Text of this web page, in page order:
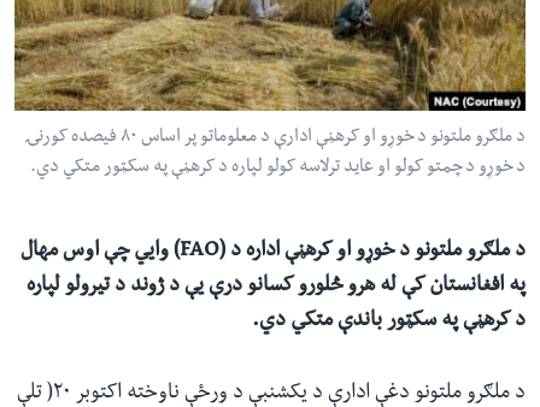
شئ
لټون
ځای
لاړ
له مونږ سره په تماس کې پاتې شئ
ژبې
د ملګرو ملتونو د خوړو او کرهڼې ادارې د معلوماتو پر اساس ۸۰ فیصده کورنۍ
د خوړو د چمتو کولو او عاید ترلاسه کولو لپاره د کرهڼې په سکټور متکي دي.
د ملګرو ملتونو د خوړو او کرهڼې اداره د (FAO) وايي چې اوس مهال
په افغانستان کې له هرو څلورو کسانو درې یې د ژوند د تیرولو لپاره
د کرهڼې په سکټور باندې متکي دي.
د ملګرو ملتونو دغې ادارې د یکشنبې د ورځې ناوخته اکتوبر ۲۰( تلې